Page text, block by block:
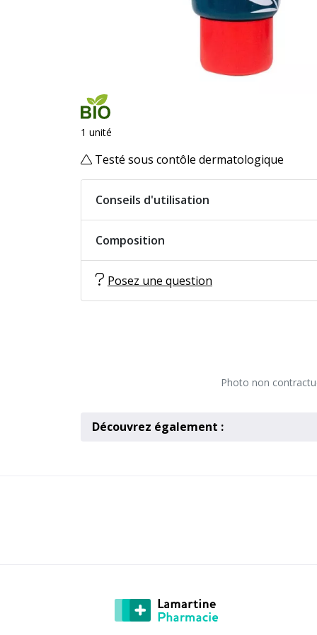
1 unité
Testé sous contôle dermatologique
Conseils d'utilisation
Composition
Posez une question
Photo non
Découvrez également :